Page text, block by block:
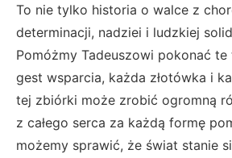
To nie tylko historia o walce z
determinacji, nadziei i ludzkiej
Pomóżmy Tadeuszowi pokonać
gest wsparcia, każda złotówka i
tej zbiórki może zrobić ogromną
z całego serca za każdą formę
możemy sprawić, że świat stanie